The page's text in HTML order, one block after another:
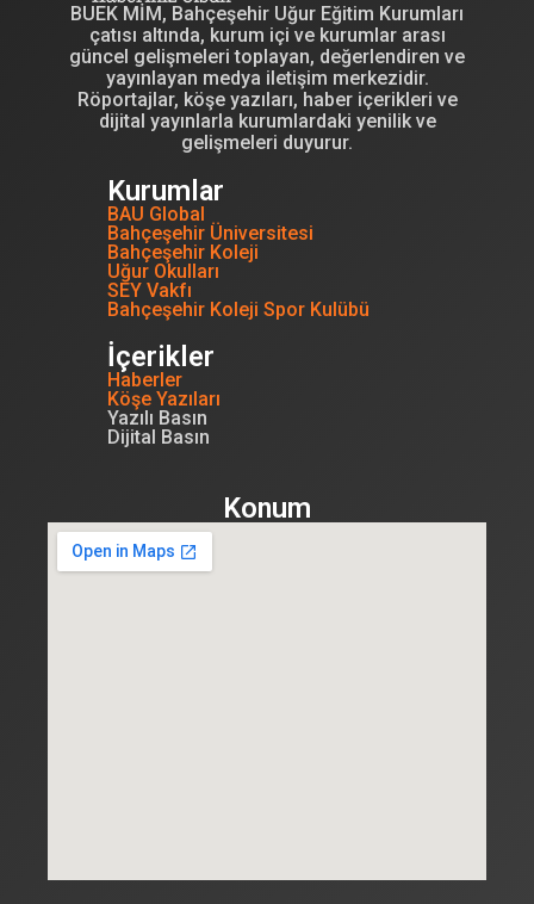
BUEK MİM, Bahçeşehir Uğur Eğitim Kurumları
çatısı altında, kurum içi ve kurumlar arası
güncel gelişmeleri toplayan, değerlendiren ve
yayınlayan medya iletişim merkezidir.
Röportajlar, köşe yazıları, haber içerikleri ve
dijital yayınlarla kurumlardaki yenilik ve
gelişmeleri duyurur.
Kurumlar
BAU Global
Bahçeşehir Üniversitesi
Bahçeşehir Koleji
Uğur Okulları
SEY Vakfı
Bahçeşehir Koleji Spor Kulübü
İçerikler
Haberler
Köşe Yazıları
Yazılı Basın
Dijital Basın
Konum